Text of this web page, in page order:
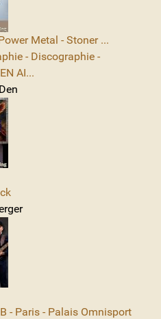
Metal - Stoner ...
- Discographie -
AI...
- Paris - Palais Omnisport